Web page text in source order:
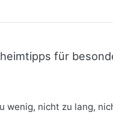
für
nicht zu lang,